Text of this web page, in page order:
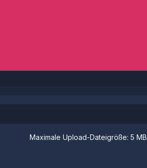
Maximale Upload-Dateigröße: 5 MB